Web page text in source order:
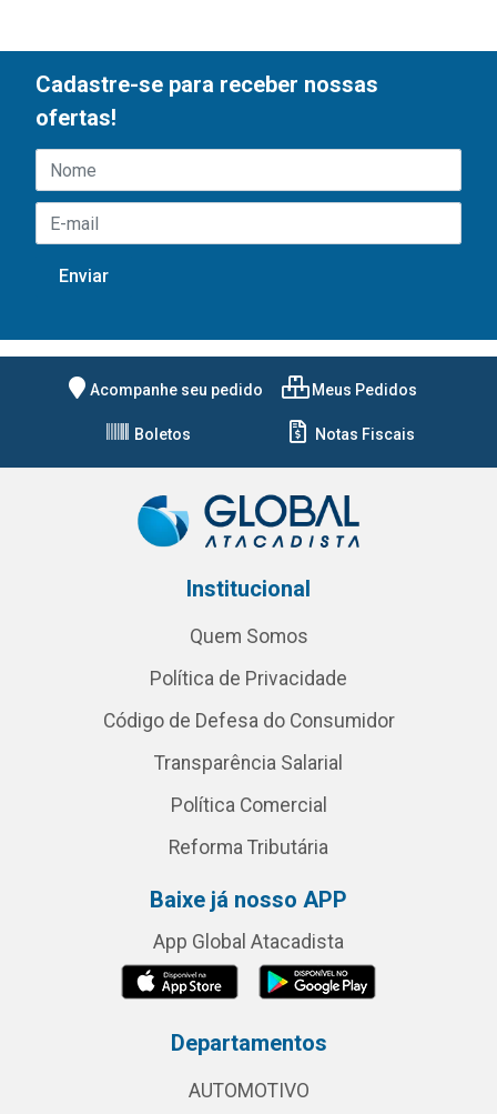
Cadastre-se para receber nossas
ofertas!
Acompanhe seu pedido Meus Pedidos
Boletos Notas Fiscais
Institucional
Quem Somos
Política de Privacidade
Código de Defesa do Consumidor
Transparência Salarial
Política Comercial
Reforma Tributária
Baixe já nosso APP
App Global Atacadista
Departamentos
AUTOMOTIVO